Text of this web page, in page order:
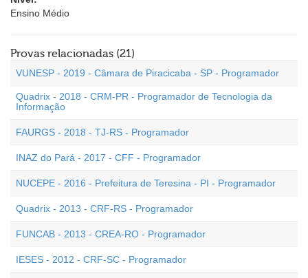
Ensino Médio
Provas relacionadas (21)
VUNESP - 2019 - Câmara de Piracicaba - SP - Programador
Quadrix - 2018 - CRM-PR - Programador de Tecnologia da
Informação
FAURGS - 2018 - TJ-RS - Programador
INAZ do Pará - 2017 - CFF - Programador
NUCEPE - 2016 - Prefeitura de Teresina - PI - Programador
Quadrix - 2013 - CRF-RS - Programador
FUNCAB - 2013 - CREA-RO - Programador
IESES - 2012 - CRF-SC - Programador